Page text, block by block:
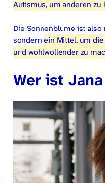
Autismus, um anderen zu
Die Sonnenblume ist also
sondern ein Mittel, um
und wohlwollender zu
Wer ist